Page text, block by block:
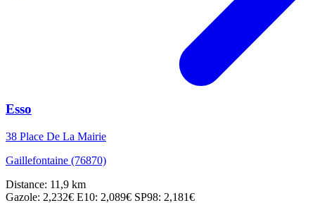
Esso
38 Place De La Mairie
Gaillefontaine (76870)
Distance: 11,9 km
Gazole: 2,232€ E10: 2,089€ SP98: 2,181€